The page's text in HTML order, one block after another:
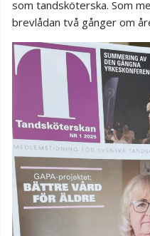
som tandsköterska. Som
brevlådan två gånger om